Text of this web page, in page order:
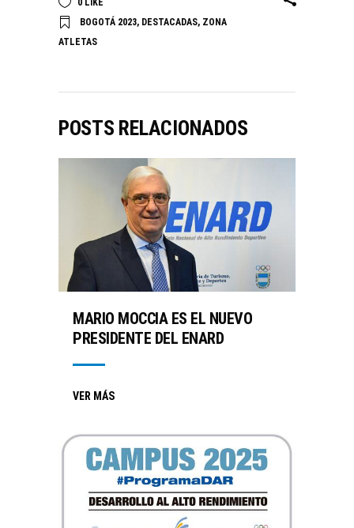
BOGOTÁ 2023, DESTACADAS, ZONA
ATLETAS
POSTS RELACIONADOS
MARIO MOCCIA ES EL NUEVO
PRESIDENTE DEL ENARD
VER MÁS